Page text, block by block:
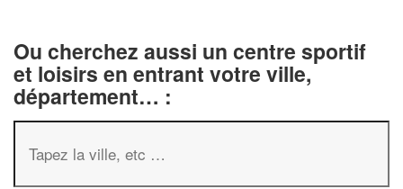
Ou cherchez aussi un centre sportif
et loisirs en entrant votre ville,
département… :